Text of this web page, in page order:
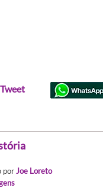
Tweet
porJoe Loreto